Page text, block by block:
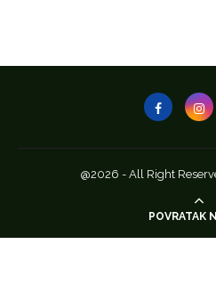
@2026 - All Right
POVRATAK